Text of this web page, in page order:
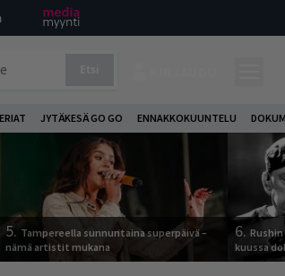
JYTÄKESÄ GO GO ENNAKKOKUUNTELU
5. Tampereella sunnuntaina superpäivä –
nämä artistit mukana
6.
kuussa